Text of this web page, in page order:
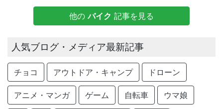
他のバイク 記事を見る
人気ブログ・メディア最新記事
チョコ アウトドア・キャンプ ドローン
アニメ・マンガ ゲーム 自転車 ウマ娘